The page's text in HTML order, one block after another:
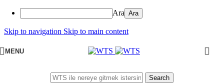
Ara
Skip to navigation Skip to main content
MENU
Search